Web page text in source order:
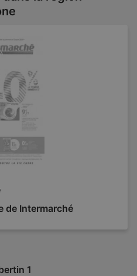
de Intermarché
1